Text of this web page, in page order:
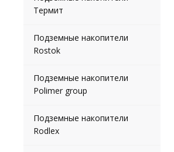
Термит
Подземные накопители
Rostok
Подземные накопители
Polimer group
Подземные накопители
Rodlex